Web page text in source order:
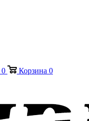
0 Корзина 0